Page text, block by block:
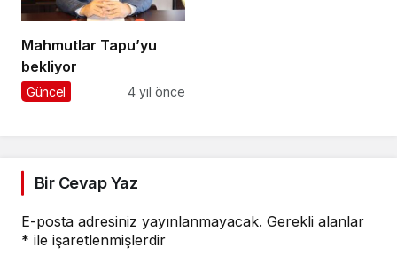
Mahmutlar Tapu’yu
bekliyor
Güncel 4 yıl önce
Bir Cevap Yaz
E-posta adresiniz yayınlanmayacak. Gerekli alanlar
* ile işaretlenmişlerdir